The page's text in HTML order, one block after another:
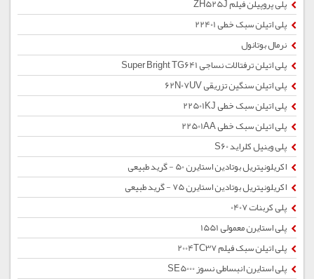
پلی پروپیلن فیلم ZH525J
پلی اتیلن سبک خطی 22401
نرمال بوتانول
پلی اتیلن ترفتالات نساجی Super Bright TG641
پلی اتیلن سنگین تزریقی 62N07UV
پلی اتیلن سبک خطی 22501KJ
پلی اتیلن سبک خطی 22501AA
پلی وینیل کلراید S60
اکریلونیتریل بوتادین استایرن 50 - گرید طبیعی
اکریلونیتریل بوتادین استایرن 75 - گرید طبیعی
پلی کربنات 0407
پلی استایرن معمولی 1551
پلی اتیلن سبک فیلم 2004TC37
پلی استایرن انبساطی نسوز SE5000